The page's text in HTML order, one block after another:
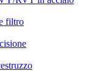
filtro